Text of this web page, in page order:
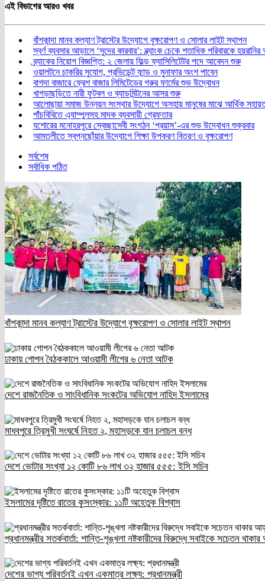
এই বিভাগের আরও খবর
বাঁশকান্দা মানব কল্যাণ ট্রাস্টের উদ্যোগে বৃক্ষরোপণ ও সোলার লাইট স্থাপন
স্বর্ণ ব্যবসার আড়ালে ‘সুদের কারবার’: ব্ল্যাংক চেকে শতাধিক পরিবারকে
ব্র্যাকের নিয়োগ বিজ্ঞপ্তি: ২ জেলায় ফিল্ড ফ্যাসিলিটেটর পদে আবেদন শুরু
ওয়ালটনে চাকরির সুযোগ, প্রভিডেন্ট ফান্ড ও মুনাফার অংশ পাবেন
বাগদা বাজারে ফ্রেশ বাজার লিমিটেডের গরুর ফার্মের শুভ উদ্বোধন
খাগড়াছড়িতে নারী ফুটবল ও ব্যাডমিন্টনের আসর শুরু
আলোছায়া সমাজ উন্নয়ন সংস্থার উদ্যোগে অসহায় মানুষের মাঝে আর্থিক
পাঁচবিবিতে এ্যাম্পুলসহ মাদক ব্যবসায়ী গ্রেফতার
যশোরের মনোহরপুরে স্বেচ্ছাসেবী সংগঠন ‘প্রয়াস’-এর শুভ উদ্বোধন শুক্রবার
আমতলীতে স্বপ্নছোঁয়ার উদ্যোগে শিক্ষা উপকরণ বিতরণ ও বৃক্ষরোপণ
সর্বশেষ
সর্বাধিক পঠিত
বাঁশকান্দা মানব কল্যাণ ট্রাস্টের উদ্যোগে বৃক্ষরোপণ ও সোলার লাইট স্থাপন
ঢাকায় গোপন বৈঠককালে আওয়ামী লীগের ৬ নেতা আটক
দেশে রাজনৈতিক ও সাংবিধানিক সংকটের অভিযোগ নাহিদ ইসলামের
মাধবপুরে ত্রিমুখী সংঘর্ষে নিহত ২, মহাসড়কে যান চলাচল বন্ধ
দেশে ভোটার সংখ্যা ১২ কোটি ৮৬ লাখ ৩২ হাজার ৫৫৫: ইসি সচিব
ইসলামের দৃষ্টিতে রাতের কুসংস্কার: ১১টি অহেতুক বিশ্বাস
প্রধানমন্ত্রীর সতর্কবার্তা: শান্তি-শৃঙ্খলা নষ্টকারীদের বিরুদ্ধে সবাইকে সচেতন
দেশের ভাগ্য পরিবর্তনই এখন একমাত্র লক্ষ্য: প্রধানমন্ত্রী